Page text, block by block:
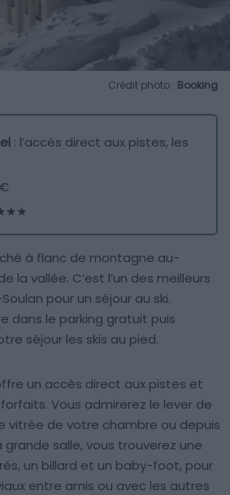
Crédit photo : Booking
: l’accès direct aux pistes, les
à flanc de montagne au-
la vallée. C’est l’un des meilleurs
pour un séjour au ski.
dans le parking gratuit puis
séjour les skis au pied.
un accès direct aux pistes et
Vous admirerez le lever de
vitrée de votre chambre ou depuis
grande salle, vous trouverez une
un billard et un baby-foot, pour
entre amis ou avec les autres